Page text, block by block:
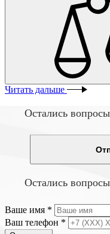
Читать дальше
Остались
Остались
Ваше имя *
Ваш телефон *